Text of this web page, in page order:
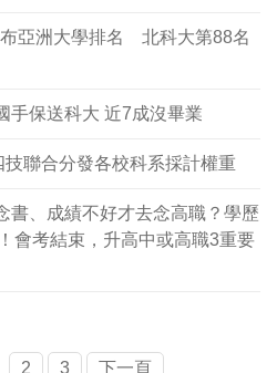
亞洲大學排名 北科大第88名
手保送科大 近7成沒畢業
技聯合分發各校科系採計權重
書、成績不好才去念高職？學歷
會考結束，升高中或高職3重要
2 3 下一頁